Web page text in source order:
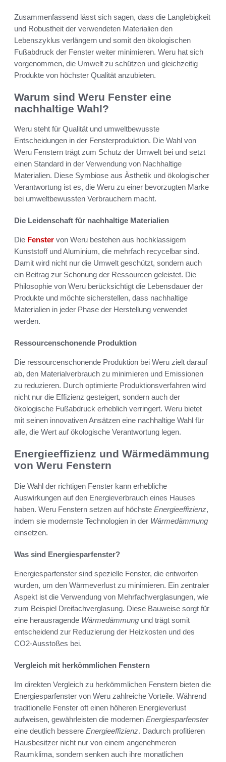
Zusammenfassend lässt sich sagen, dass die Langlebigkeit
und Robustheit der verwendeten Materialien den
Lebenszyklus verlängern und somit den ökologischen
Fußabdruck der Fenster weiter minimieren. Weru hat sich
vorgenommen, die Umwelt zu schützen und gleichzeitig
Produkte von höchster Qualität anzubieten.
Warum sind Weru Fenster eine
nachhaltige Wahl?
Weru steht für Qualität und umweltbewusste
Entscheidungen in der Fensterproduktion. Die Wahl von
Weru Fenstern trägt zum Schutz der Umwelt bei und setzt
einen Standard in der Verwendung von Nachhaltige
Materialien. Diese Symbiose aus Ästhetik und ökologischer
Verantwortung ist es, die Weru zu einer bevorzugten Marke
bei umweltbewussten Verbrauchern macht.
Die Leidenschaft für nachhaltige Materialien
Die Fenster von Weru bestehen aus hochklassigem
Kunststoff und Aluminium, die mehrfach recycelbar sind.
Damit wird nicht nur die Umwelt geschützt, sondern auch
ein Beitrag zur Schonung der Ressourcen geleistet. Die
Philosophie von Weru berücksichtigt die Lebensdauer der
Produkte und möchte sicherstellen, dass nachhaltige
Materialien in jeder Phase der Herstellung verwendet
werden.
Ressourcenschonende Produktion
Die ressourcenschonende Produktion bei Weru zielt darauf
ab, den Materialverbrauch zu minimieren und Emissionen
zu reduzieren. Durch optimierte Produktionsverfahren wird
nicht nur die Effizienz gesteigert, sondern auch der
ökologische Fußabdruck erheblich verringert. Weru bietet
mit seinen innovativen Ansätzen eine nachhaltige Wahl für
alle, die Wert auf ökologische Verantwortung legen.
Energieeffizienz und Wärmedämmung
von Weru Fenstern
Die Wahl der richtigen Fenster kann erhebliche
Auswirkungen auf den Energieverbrauch eines Hauses
haben. Weru Fenstern setzen auf höchste Energieeffizienz,
indem sie modernste Technologien in der Wärmedämmung
einsetzen.
Was sind Energiesparfenster?
Energiesparfenster sind spezielle Fenster, die entworfen
wurden, um den Wärmeverlust zu minimieren. Ein zentraler
Aspekt ist die Verwendung von Mehrfachverglasungen, wie
zum Beispiel Dreifachverglasung. Diese Bauweise sorgt für
eine herausragende Wärmedämmung und trägt somit
entscheidend zur Reduzierung der Heizkosten und des
CO2-Ausstoßes bei.
Vergleich mit herkömmlichen Fenstern
Im direkten Vergleich zu herkömmlichen Fenstern bieten die
Energiesparfenster von Weru zahlreiche Vorteile. Während
traditionelle Fenster oft einen höheren Energieverlust
aufweisen, gewährleisten die modernen Energiesparfenster
eine deutlich bessere Energieeffizienz. Dadurch profitieren
Hausbesitzer nicht nur von einem angenehmeren
Raumklima, sondern senken auch ihre monatlichen